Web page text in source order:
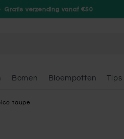
Gratis verzending vanaf €50
Bomen Bloempotten Tips
taupe